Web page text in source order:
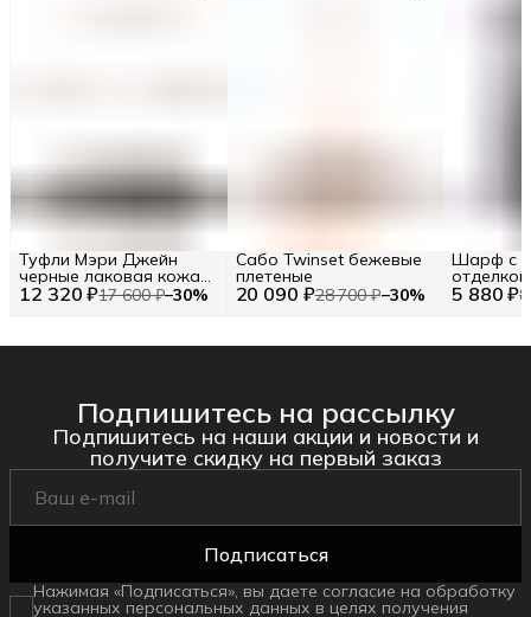
12 320 ₽17 600 ₽−30%
Туфли Мэри Джейн
черные лаковая кожа
38 20 090 ₽28 700 ₽−30%
Сабо Twinset бежевые
плетеные
5 880 ₽
Шарф с
Подпишитесь на рассылку
Подпишитесь на наши акции и новости и
получите скидку на первый заказ
Подписаться
Нажимая «Подписаться», вы даете согласие на обработку
указанных персональных данных в целях получения